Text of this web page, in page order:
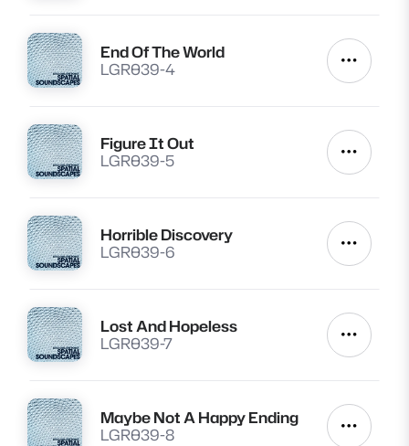
Lire
End Of The World
LGR039-4
Autres
Lire
Figure It Out
LGR039-5
Autres
Lire
Horrible Discovery
LGR039-6
Autres
Lire
Lost And Hopeless
LGR039-7
Autres
Lire
Maybe Not A Happy Ending
LGR039-8
Autres